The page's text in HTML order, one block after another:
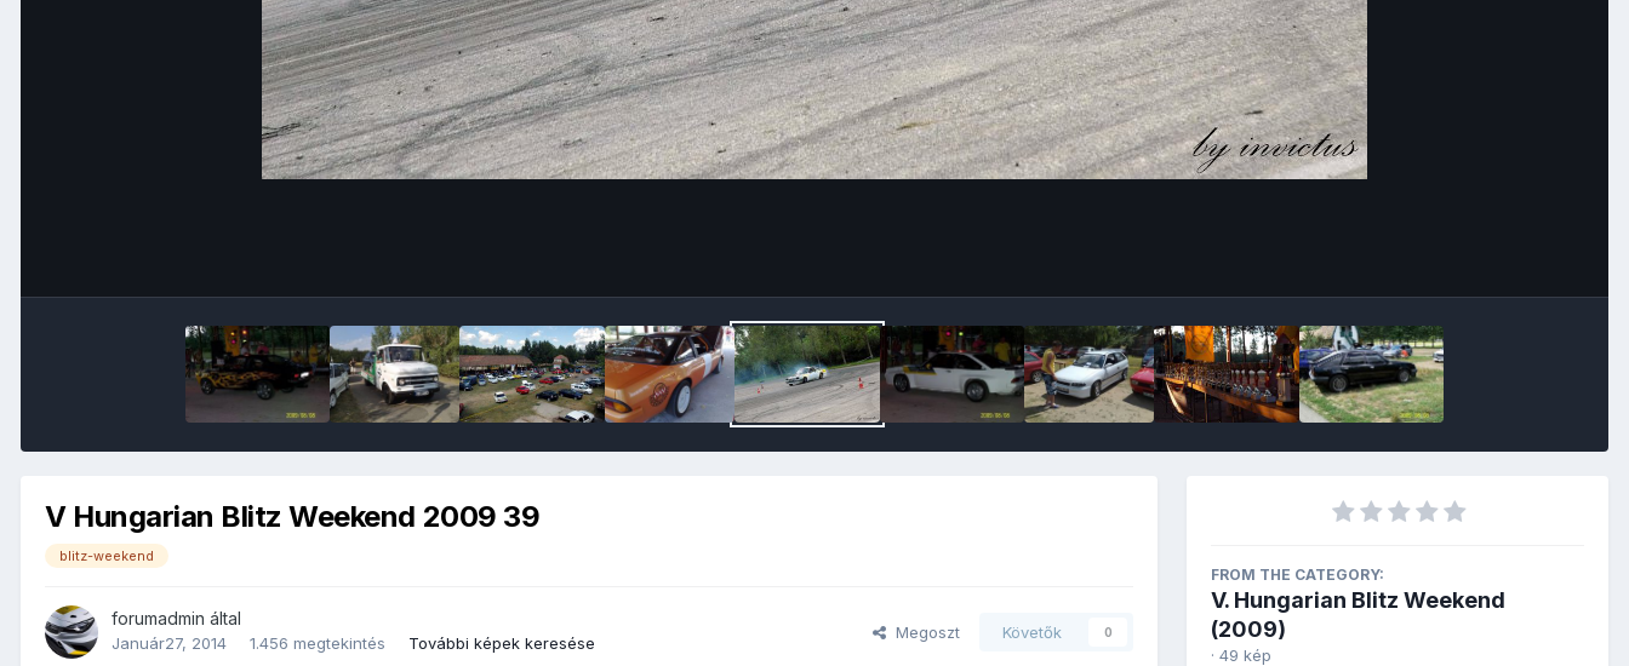
V Hungarian Blitz Weekend 2009 39
blitz-weekend
forumadmin által
Január27, 2014 1.456 megtekintés További képek keresése
Megoszt Követők 0
FROM THE CATEGORY:
V. Hungarian Blitz Weekend
(2009)
· 49 kép